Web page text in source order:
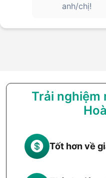
anh/chị!
Trải nghiệm
Tốt hơn về